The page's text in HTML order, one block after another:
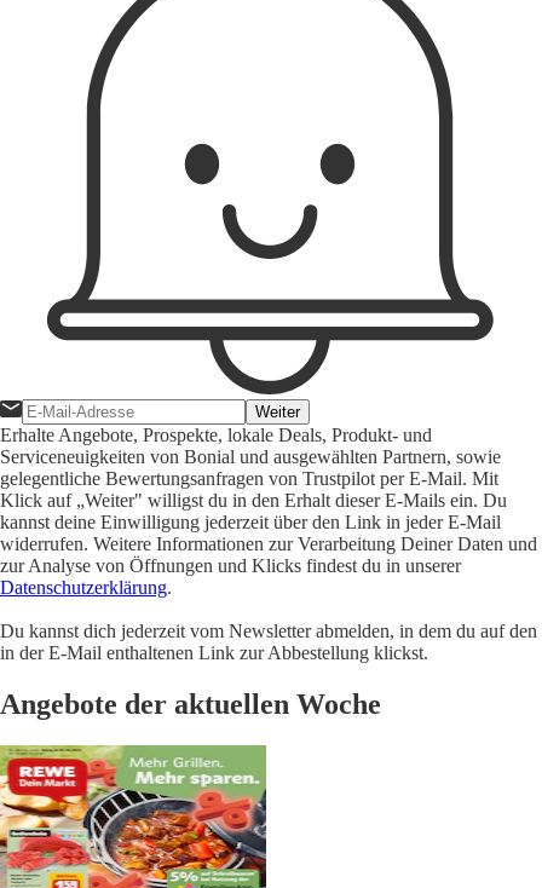
Weiter
Erhalte Angebote, Prospekte, lokale Deals, Produkt- und
Serviceneuigkeiten von Bonial und ausgewählten Partnern, sowie
gelegentliche Bewertungsanfragen von Trustpilot per E-Mail. Mit
Klick auf „Weiter" willigst du in den Erhalt dieser E-Mails ein. Du
kannst deine Einwilligung jederzeit über den Link in jeder E-Mail
widerrufen. Weitere Informationen zur Verarbeitung Deiner Daten und
zur Analyse von Öffnungen und Klicks findest du in unserer
Datenschutzerklärung.
Du kannst dich jederzeit vom Newsletter abmelden, in dem du auf den
in der E-Mail enthaltenen Link zur Abbestellung klickst.
Angebote der aktuellen Woche